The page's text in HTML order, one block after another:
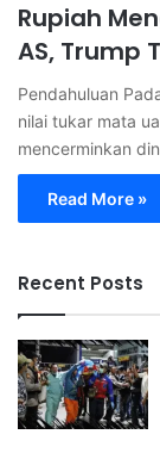
Rupiah
AS, Trump
Pendahuluan
nilai tukar mata
mencerminkan
Read More »
Recent Posts